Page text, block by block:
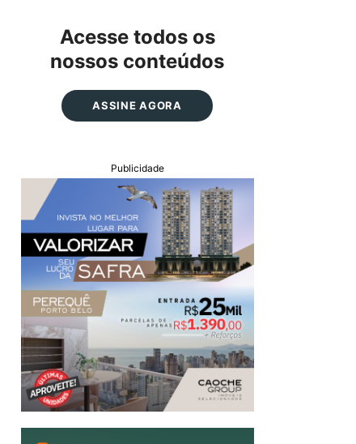
Acesse todos os
nossos conteúdos
ASSINE AGORA
Publicidade